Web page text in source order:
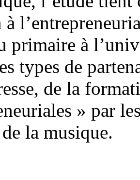
primaire à
types de
de la
» par
la musique.